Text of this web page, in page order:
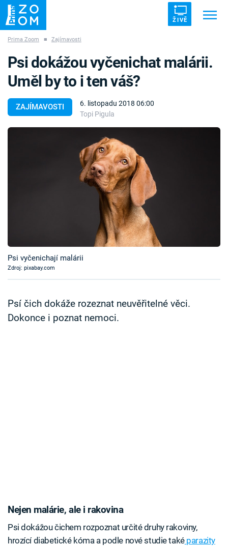
ŽIVĚ
ZÁHADY VETŘELCI DÁVNOVĚKU
Sledujte prima+
Prima Zoom ■ Zajímavosti
ZAJÍMAVOSTI
6. listopadu 2018 06:00
Topi Pigula
Psi dokážou vyčenichat malárii.
Uměl by to i ten váš?
Psi vyčenichají malárii
Zdroj: pixabay.com
Psí čich dokáže rozeznat neuvěřitelné věci.
Dokonce i poznat nemoci.
Nejen malárie, ale i rakovina
Psi dokážou čichem rozpoznat určité druhy rakoviny,
hrozící diabetické kóma a podle nové studie taképarazity